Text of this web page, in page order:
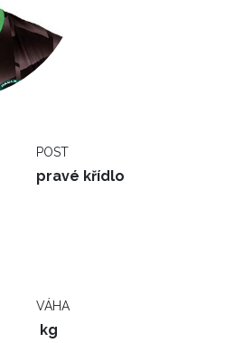
POST
pravé křídlo
VÁHA
kg